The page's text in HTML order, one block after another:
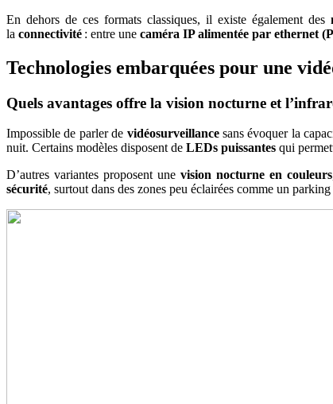
En dehors de ces formats classiques, il existe également des
la connectivité : entre une caméra IP alimentée par ethernet
Technologies embarquées pour une
Quels avantages offre la vision nocturne et
Impossible de parler de vidéosurveillancesans évoquer la
nuit. Certains modèles disposent de LEDs puissantes qui
D’autres variantes proposent unevision nocturne en couleurs
sécurité, surtout dans des zones peu éclairées comme un